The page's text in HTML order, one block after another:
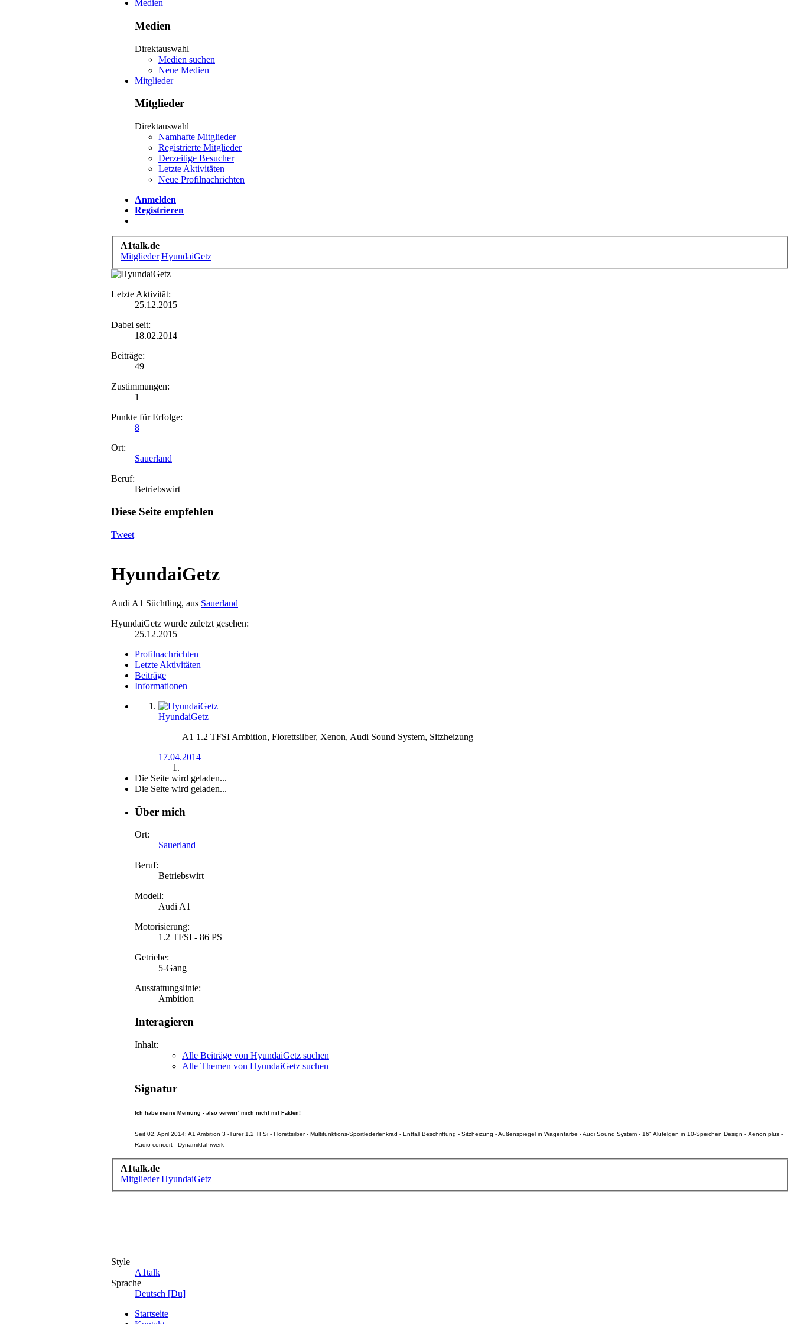
Medien
Medien
Direktauswahl
Medien suchen
Neue Medien
Mitglieder
Mitglieder
Direktauswahl
Namhafte Mitglieder
Registrierte Mitglieder
Derzeitige Besucher
Letzte Aktivitäten
Neue Profilnachrichten
Anmelden
Registrieren
A1talk.de
Mitglieder HyundaiGetz
Letzte Aktivität:
25.12.2015
Dabei seit:
18.02.2014
Beiträge:
49
Zustimmungen:
1
Punkte für Erfolge:
8
Ort:
Sauerland
Beruf:
Betriebswirt
Diese Seite empfehlen
Tweet
HyundaiGetz
Audi A1 Süchtling, aus Sauerland
HyundaiGetz wurde zuletzt gesehen:
25.12.2015
Profilnachrichten
Letzte Aktivitäten
Beiträge
Informationen
HyundaiGetz
A1 1.2 TFSI Ambition, Florettsilber, Xenon, Audi Sound System, Sitzheizung
17.04.2014
Die Seite wird geladen...
Die Seite wird geladen...
Über mich
Ort:
Sauerland
Beruf:
Betriebswirt
Modell:
Audi A1
Motorisierung:
1.2 TFSI - 86 PS
Getriebe:
5-Gang
Ausstattungslinie:
Ambition
Interagieren
Inhalt:
Alle Beiträge von HyundaiGetz suchen
Alle Themen von HyundaiGetz suchen
Signatur
Ich habe meine Meinung - also verwirr' mich nicht mit Fakten!
Seit 02. April 2014: A1 Ambition 3 -Türer 1.2 TFSi - Florettsilber - Multifunktions-Sportlederlenkrad - Entfall Beschriftung - Sitzheizung - Außenspiegel in Wagenfarbe - Audi Sound System - 16" Alufelgen in 10-Speichen Design - Xenon plus -
Radio concert - Dynamikfahrwerk
A1talk.de
Mitglieder HyundaiGetz
Style
A1talk
Sprache
Deutsch [Du]
Startseite